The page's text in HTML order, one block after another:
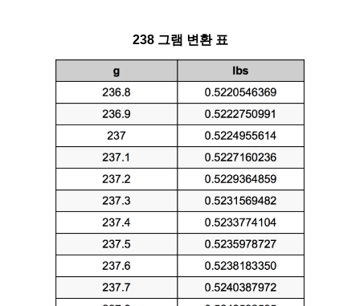
238 그램 변환 표